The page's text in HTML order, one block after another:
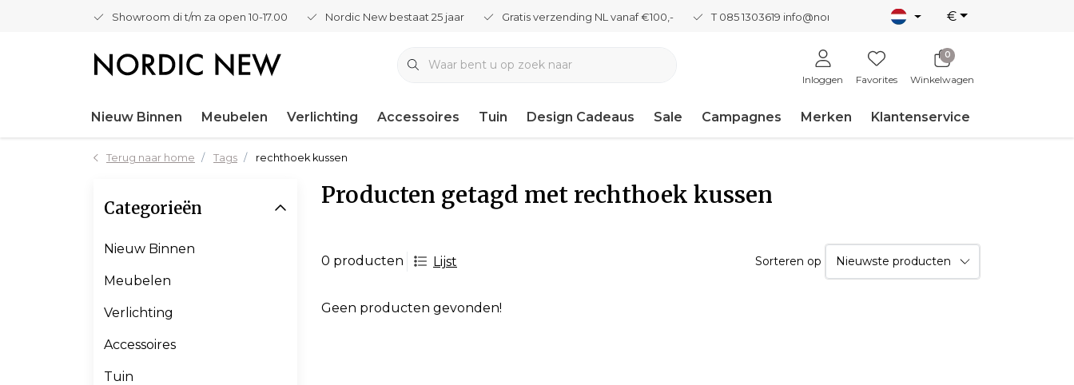
Showroom di t/m za open 10-17.00 Nordic New bestaat 25 jaar Gratis verzending NL vanaf €100,- T 085 1303619 info@nordicnew.nl €
Inloggen Favorites
0
Winkelwagen
Nieuw Binnen Meubelen Verlichting Accessoires Tuin Design Cadeaus Sale Campagnes Merken Klantenservice
Terug naar home Tags rechthoek kussen
Producten getagd met rechthoek kussen
0 producten Lijst Sorteren op
Geen producten gevonden!
Categorieën
Nieuw Binnen
Meubelen
Verlichting
Accessoires
Tuin